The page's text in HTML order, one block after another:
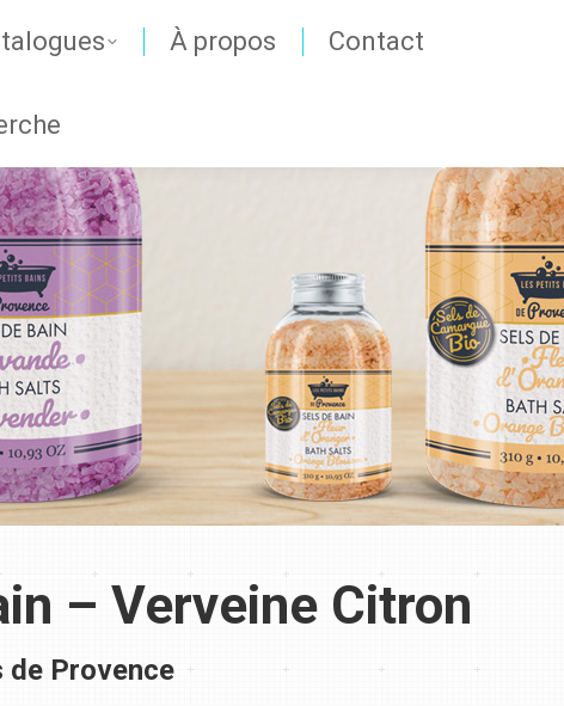
À propos Contact
– Verveine Citron
de Provence